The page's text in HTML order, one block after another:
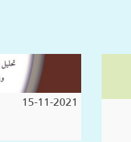
15-11-2021